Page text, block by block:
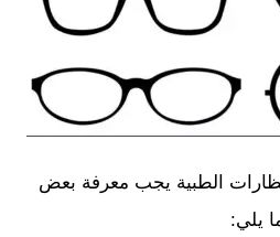
الطبية يجب معرفة بعض
يلي: